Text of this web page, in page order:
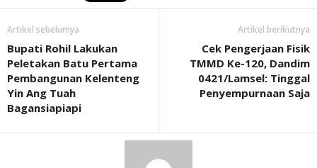
Artikel sebelumya
Bupati Rohil Lakukan
Peletakan Batu Pertama
Pembangunan Kelenteng
Yin Ang Tuah
Bagansiapiapi
Artikel berikutnya
Cek Pengerjaan Fisik
TMMD Ke-120, Dandim
0421/Lamsel: Tinggal
Penyempurnaan Saja